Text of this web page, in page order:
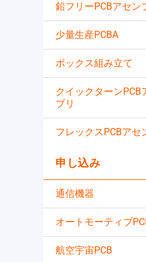
鉛フリーPCBアセン
少量生産PCBA
ボックス組み立て
クイックターンPCB
ブリ
フレックスPCBアセ
申し込み
通信機器
オートモーティブ
航空宇宙PCB